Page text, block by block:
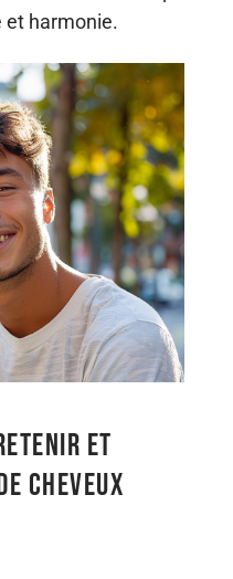
et harmonie.
et
cheveux